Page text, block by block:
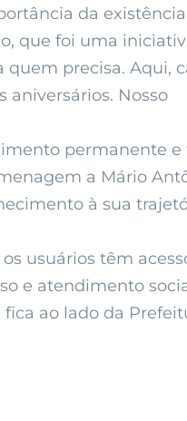
da
que foi uma
precisa. Aqui,
aniversários. Nosso
permanente
a Mário
à sua
usuários têm
e atendimento
ao lado da